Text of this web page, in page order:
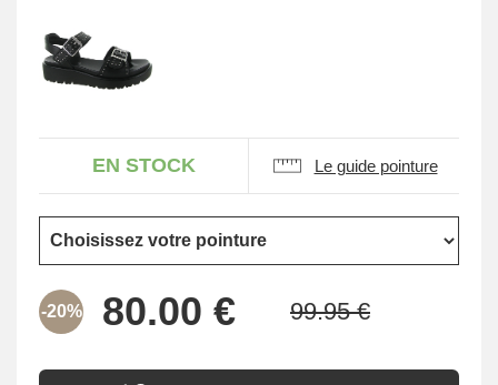
EN STOCK Le guide pointure
-20%